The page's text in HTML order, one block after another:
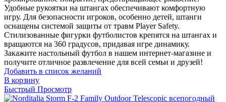
Удобные рукоятки на штангах обеспечивают комфортную
игру. Для безопасности игроков, особенно детей, штанги
оснащены системой защиты от травм Player Safety.
Стилизованные фигурки футболистов крепятся на штангах и
вращаются на 360 градусов, придавая игре динамику.
Закажите настольный футбол в нашем интернет-магазине и
получите отличное развлечение для всей семьи и друзей!
Добавить в список желаний
В корзину
Быстрый Просмотр